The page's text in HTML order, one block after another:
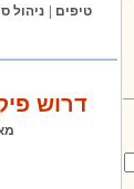
טיפים ניהול
דרוש